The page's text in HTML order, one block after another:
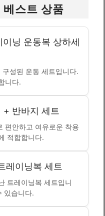
스트 상품
닝 운동복 상하세
성된 운동 세트입니다.
니다.
+ 반바지 세트
편안하고 여유로운 착용
적합합니다.
레이닝복 세트
트레이닝복 세트입니
있습니다.